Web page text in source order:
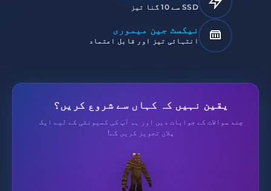
SSD سے 10 گنا تیز
نیکسٹ جین میموری
انتہائی تیز اور قابل اعتماد
یقین نہیں کہ کہاں سے شروع کریں؟
چند سوالات کے جوابات دیں اور ہم آپ کی کمیونٹی کے لیے ایک
پلان تجویز کریں گے!